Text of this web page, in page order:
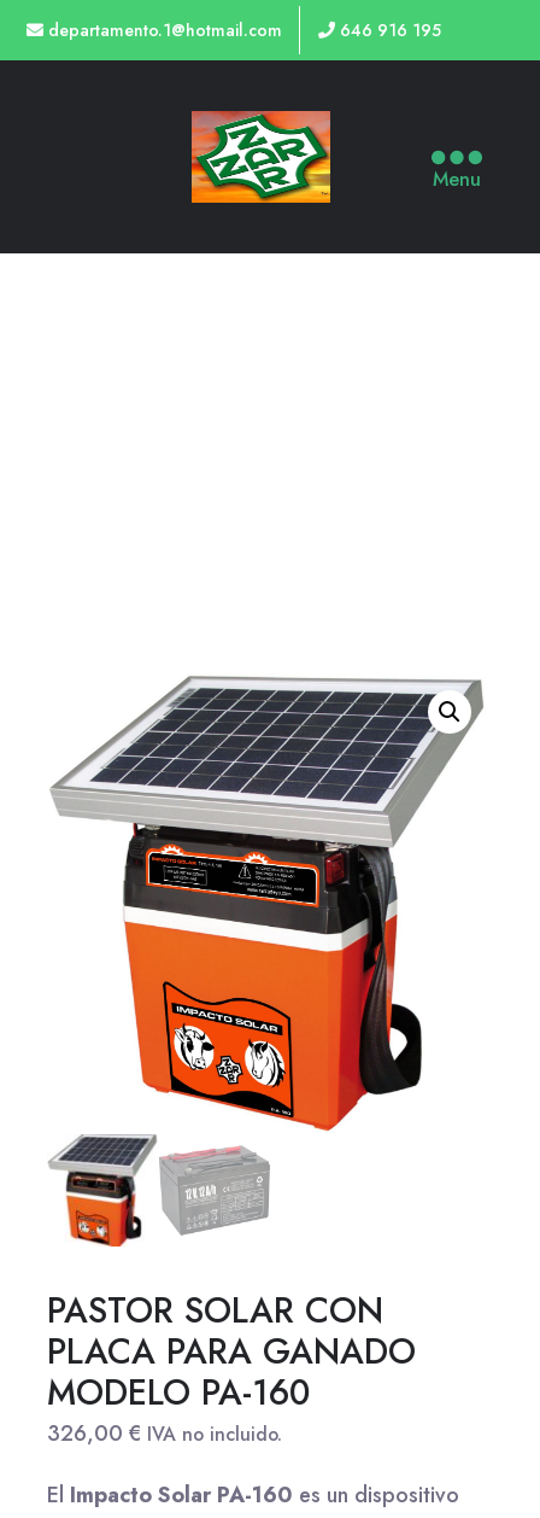
departamento.1@hotmail.com 646 916 195
Menu
PASTOR SOLAR CON
PLACA PARA GANADO
MODELO PA-160
326,00 € IVA no incluido.
El Impacto Solar PA-160 es un dispositivo